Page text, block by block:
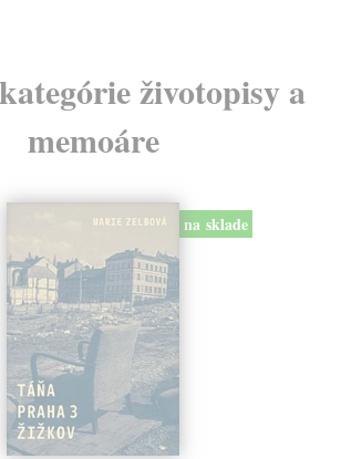
životopisy a
memoáre
na sklade